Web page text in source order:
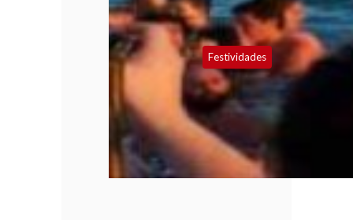
Festividades